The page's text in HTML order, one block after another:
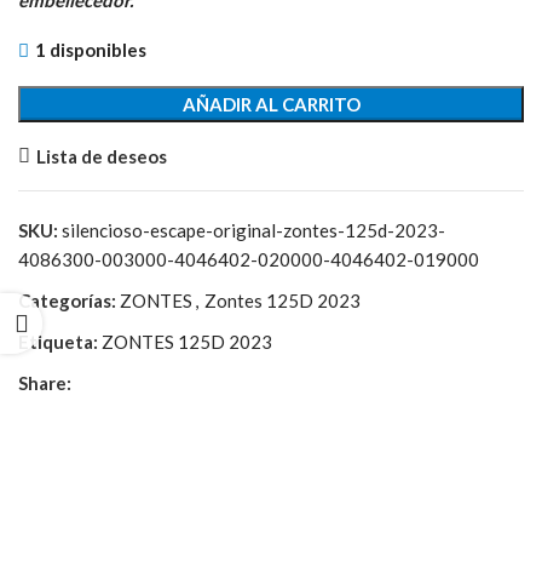
1 disponibles
AÑADIR AL CARRITO
Lista de deseos
SKU: silencioso-escape-original-zontes-125d-2023-
4086300-003000-4046402-020000-4046402-019000
Categorías: ZONTES , Zontes 125D 2023
Etiqueta: ZONTES 125D 2023
Share: